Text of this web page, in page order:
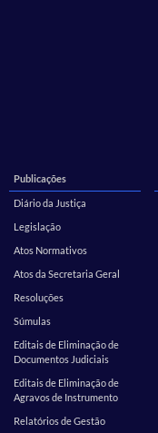
Publicações
Diário da Justiça
Legislação
Atos Normativos
Atos da Secretaria Geral
Resoluções
Súmulas
Editais de Eliminação de
Documentos Judiciais
Editais de Eliminação de
Agravos de Instrumento
Relatórios de Gestão